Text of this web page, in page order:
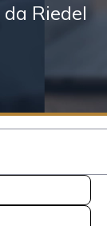
da Riedel